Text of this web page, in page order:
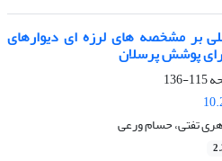
بر مشخصه های لرزه ای دیوارهای
پوشش پرسلان
115-136
تفتی، حسام ورعی